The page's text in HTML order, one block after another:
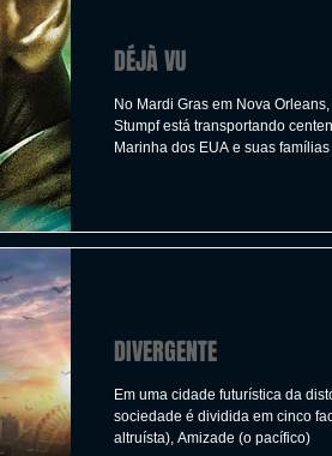
DÉJÀ VU
No Mardi Gras em Nova Orleans,
Stumpf está transportando
Marinha dos EUA e suas famílias
DIVERGENTE
Em uma cidade futurística da
sociedade é dividida em cinco
altruísta), Amizade (o pacífico)